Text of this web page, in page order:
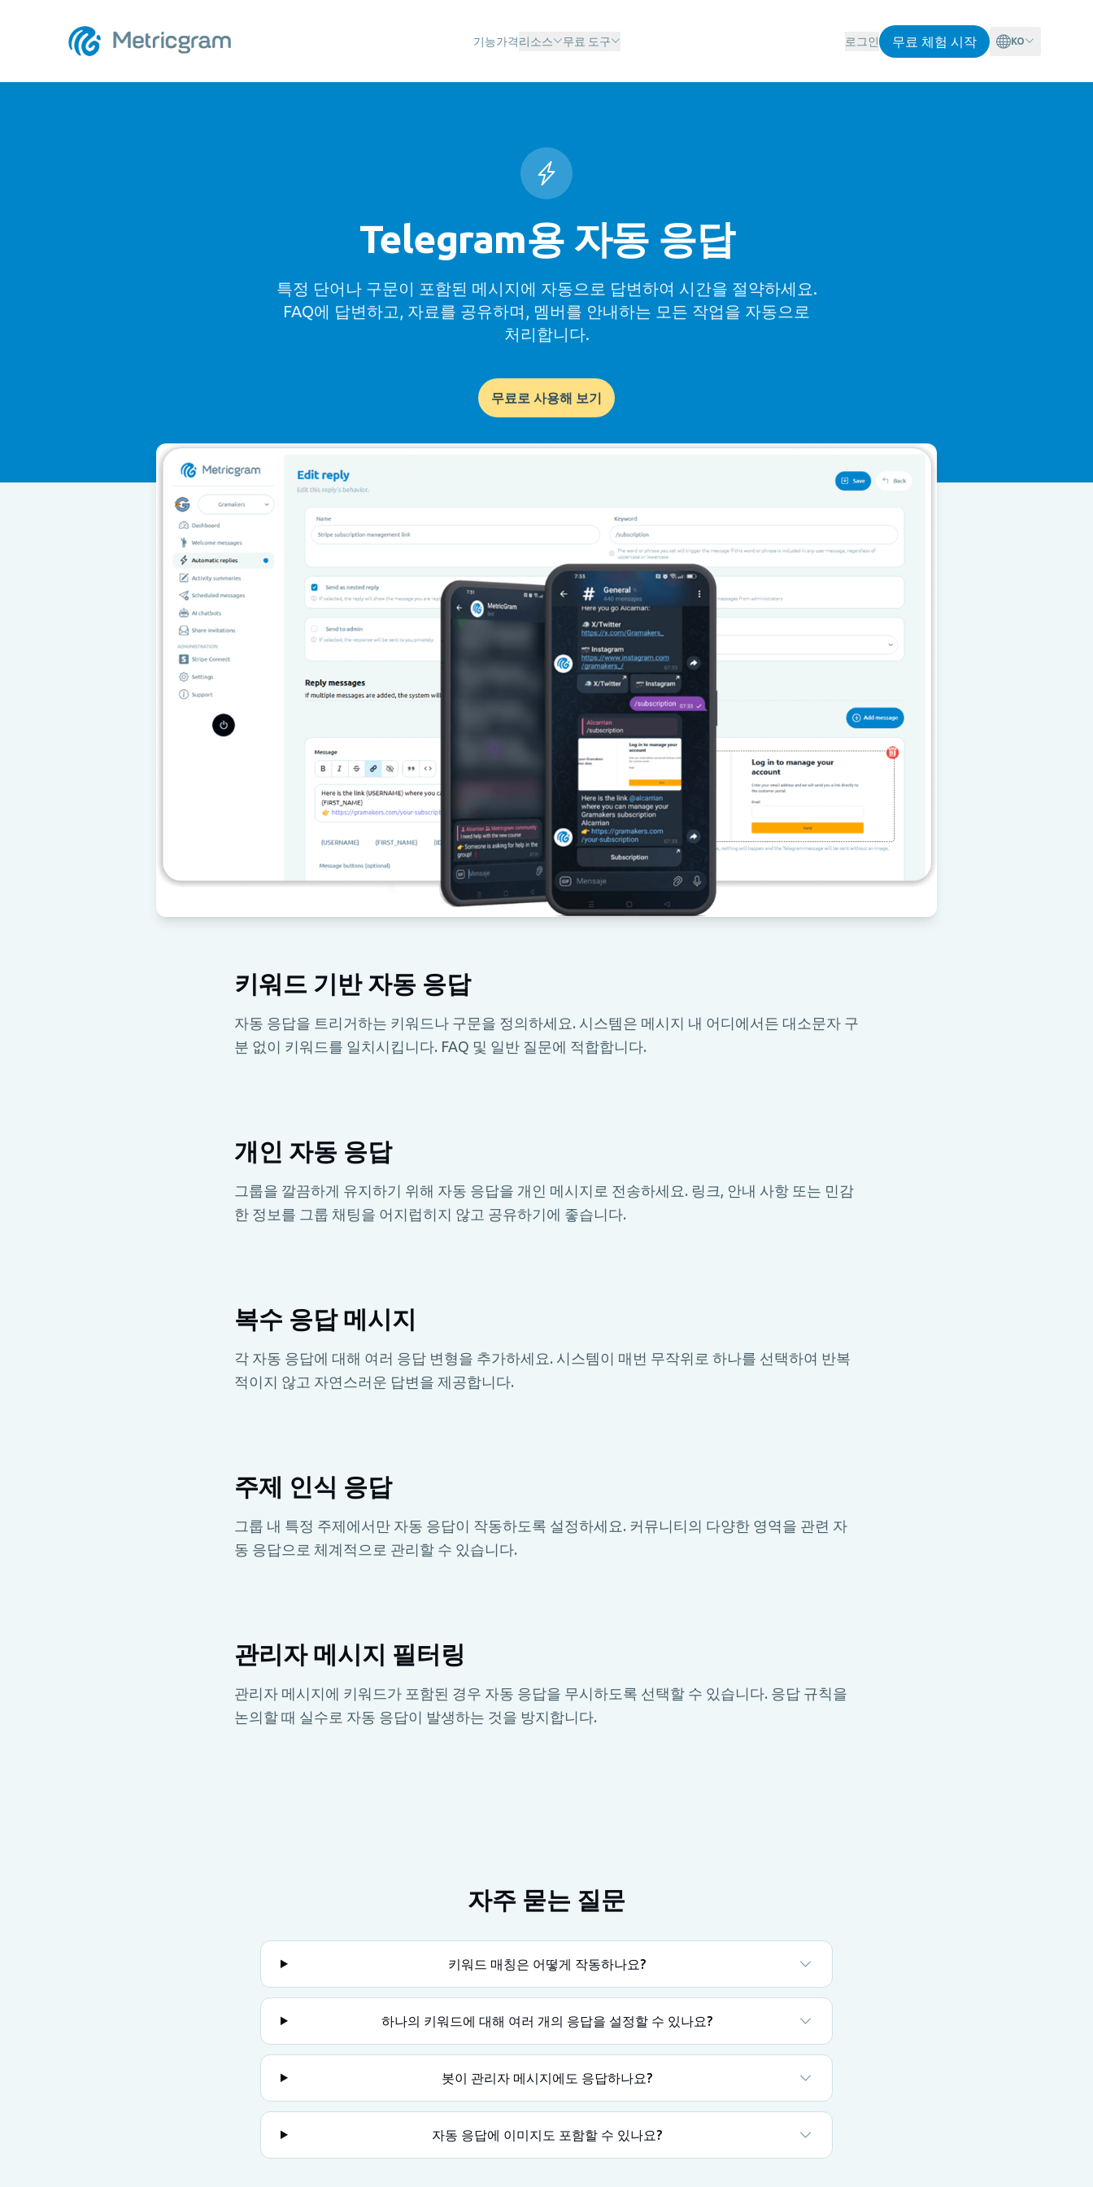
기능가격리소스 무료 도구 로그인 무료 체험 시작 KO
Telegram용 자동 응답
특정 단어나 구문이 포함된 메시지에 자동으로 답변하여 시간을 절약하세요.
FAQ에 답변하고, 자료를 공유하며, 멤버를 안내하는 모든 작업을 자동으로
처리합니다.
무료로 사용해 보기
키워드 기반 자동 응답
자동 응답을 트리거하는 키워드나 구문을 정의하세요. 시스템은 메시지 내 어디에서든 대소문자 구
분 없이 키워드를 일치시킵니다. FAQ 및 일반 질문에 적합합니다.
개인 자동 응답
그룹을 깔끔하게 유지하기 위해 자동 응답을 개인 메시지로 전송하세요. 링크, 안내 사항 또는 민감
한 정보를 그룹 채팅을 어지럽히지 않고 공유하기에 좋습니다.
복수 응답 메시지
각 자동 응답에 대해 여러 응답 변형을 추가하세요. 시스템이 매번 무작위로 하나를 선택하여 반복
적이지 않고 자연스러운 답변을 제공합니다.
주제 인식 응답
그룹 내 특정 주제에서만 자동 응답이 작동하도록 설정하세요. 커뮤니티의 다양한 영역을 관련 자
동 응답으로 체계적으로 관리할 수 있습니다.
관리자 메시지 필터링
관리자 메시지에 키워드가 포함된 경우 자동 응답을 무시하도록 선택할 수 있습니다. 응답 규칙을
논의할 때 실수로 자동 응답이 발생하는 것을 방지합니다.
자주 묻는 질문
키워드 매칭은 어떻게 작동하나요?
하나의 키워드에 대해 여러 개의 응답을 설정할 수 있나요?
봇이 관리자 메시지에도 응답하나요?
자동 응답에 이미지도 포함할 수 있나요?